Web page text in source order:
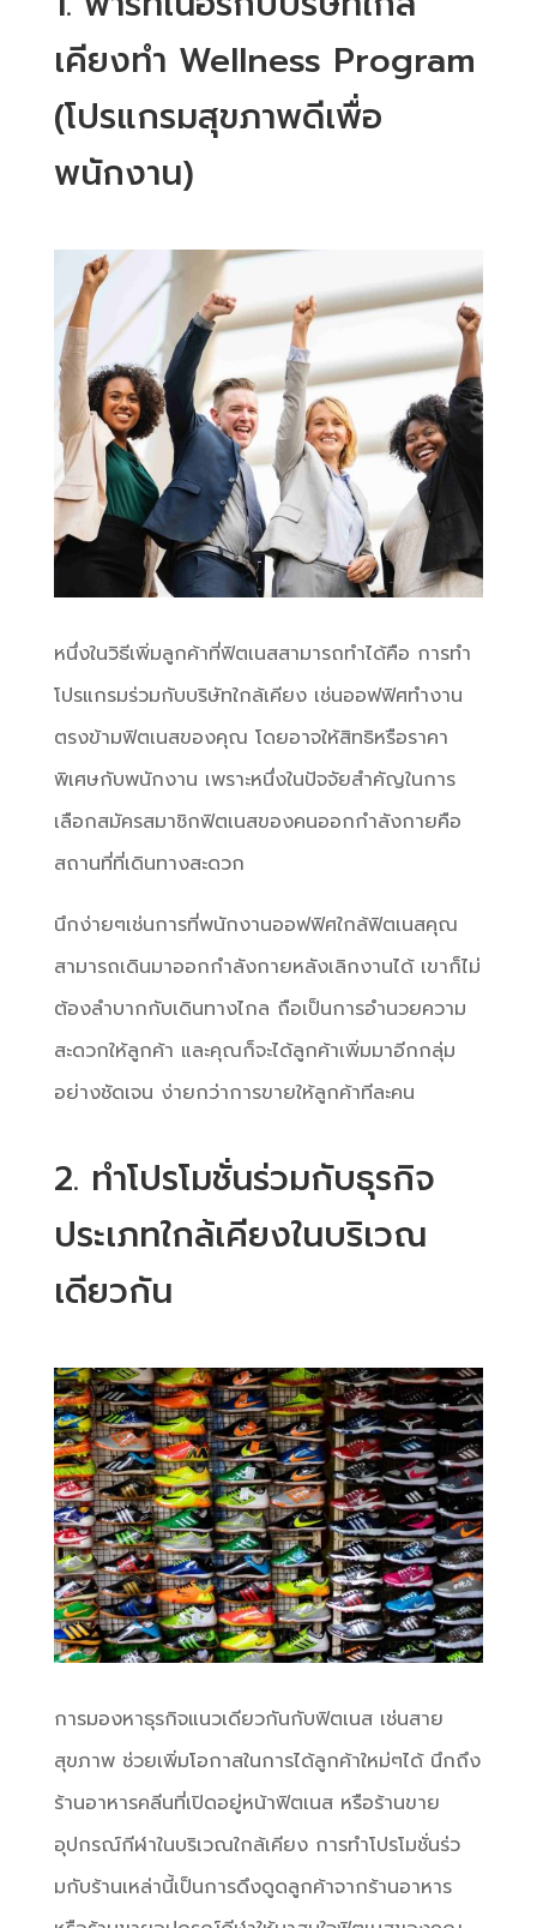
เคียงทำ Wellness Program
(โปรแกรมสุขภาพดีเพื่อ
พนักงาน)
หนึ่งในวิธีเพิ่มลูกค้าที่ฟิตเนสสามารถทำได้คือ การทำ
โปรแกรมร่วมกับบริษัทใกล้เคียง เช่นออฟฟิศทำงาน
ตรงข้ามฟิตเนสของคุณ โดยอาจให้สิทธิหรือราคา
พิเศษกับพนักงาน เพราะหนึ่งในปัจจัยสำคัญในการ
เลือกสมัครสมาชิกฟิตเนสของคนออกกำลังกายคือ
สถานที่ที่เดินทางสะดวก
นึกง่ายๆเช่นการที่พนักงานออฟฟิศใกล้ฟิตเนสคุณ
สามารถเดินมาออกกำลังกายหลังเลิกงานได้ เขาก็ไม่
ต้องลำบากกับเดินทางไกล ถือเป็นการอำนวยความ
สะดวกให้ลูกค้า และคุณก็จะได้ลูกค้าเพิ่มมาอีกกลุ่ม
อย่างชัดเจน ง่ายกว่าการขายให้ลูกค้าทีละคน
2. ทำโปรโมชั่นร่วมกับธุรกิจ
ประเภทใกล้เคียงในบริเวณ
เดียวกัน
การมองหาธุรกิจแนวเดียวกันกับฟิตเนส เช่นสาย
สุขภาพ ช่วยเพิ่มโอกาสในการได้ลูกค้าใหม่ๆได้ นึกถึง
ร้านอาหารคลีนที่เปิดอยู่หน้าฟิตเนส หรือร้านขาย
อุปกรณ์กีฬาในบริเวณใกล้เคียง การทำโปรโมชั่นร่ว
มกับร้านเหล่านี้เป็นการดึงดูดลูกค้าจากร้านอาหาร